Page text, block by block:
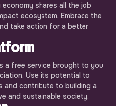
shares all the job
ecosystem. Embrace the
take action for a better
a free service brought to you
Use its potential to
and contribute to building a
and sustainable society.